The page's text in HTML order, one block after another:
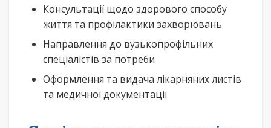
Консультації щодо здорового способу
життя та профілактики захворювань
Направлення до вузькопрофільних
спеціалістів за потреби
Оформлення та видача лікарняних листів
та медичної документації